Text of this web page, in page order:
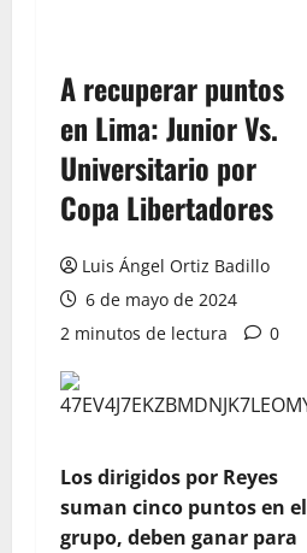
A recuperar puntos
en Lima: Junior Vs.
Universitario por
Copa Libertadores
Luis Ángel Ortiz Badillo
6 de mayo de 2024
2 minutos de lectura
0
Los dirigidos por Reyes
suman cinco puntos en el
grupo, deben ganar para